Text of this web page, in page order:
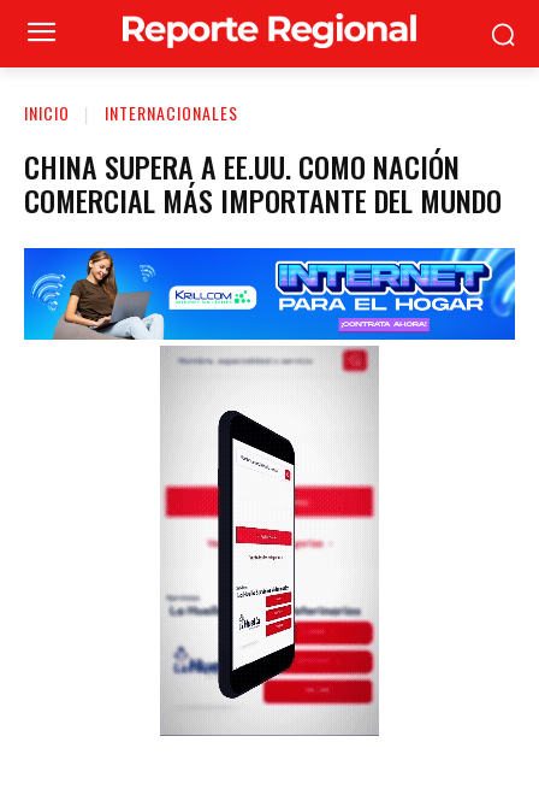
INICIO INTERNACIONALES
CHINA SUPERA A EE.UU. COMO NACIÓN
COMERCIAL MÁS IMPORTANTE DEL MUNDO